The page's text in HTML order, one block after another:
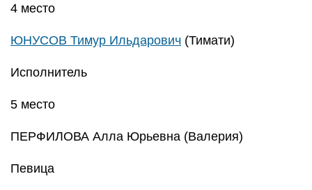
4 место
ЮНУСОВ Тимур Ильдарович (Тимати)
Исполнитель
5 место
ПЕРФИЛОВА Алла Юрьевна (Валерия)
Певица